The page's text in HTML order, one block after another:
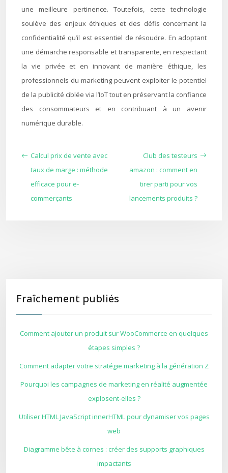
une meilleure pertinence. Toutefois, cette technologie
soulève des enjeux éthiques et des défis concernant la
confidentialité qu’il est essentiel de résoudre. En adoptant
une démarche responsable et transparente, en respectant
la vie privée et en innovant de manière éthique, les
professionnels du marketing peuvent exploiter le potentiel
de la publicité ciblée via l’IoT tout en préservant la confiance
des consommateurs et en contribuant à un avenir
numérique durable.
Calcul prix de vente avec
taux de marge : méthode
efficace pour e-
commerçants
Club des testeurs
amazon : comment en
tirer parti pour vos
lancements produits ?
Fraîchement publiés
Comment ajouter un produit sur WooCommerce en quelques
étapes simples ?
Comment adapter votre stratégie marketing à la génération Z
Pourquoi les campagnes de marketing en réalité augmentée
explosent-elles ?
Utiliser HTML JavaScript innerHTML pour dynamiser vos pages
web
Diagramme bête à cornes : créer des supports graphiques
impactants